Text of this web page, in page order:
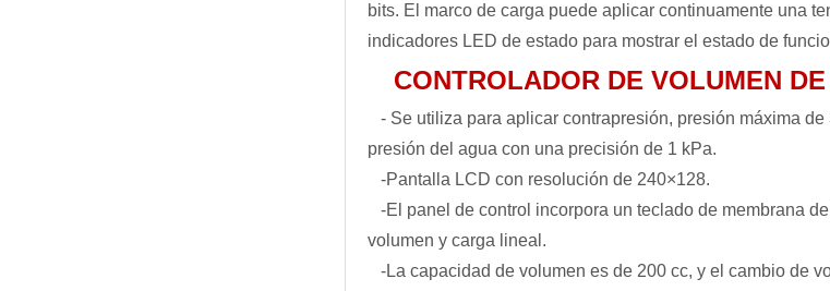
bits. El marco de carga puede aplicar continuamente una
indicadores LED de estado para mostrar el estado de
CONTROLADOR DE VOLUMEN
- Se utiliza para aplicar contrapresión, presión máxima
presión del agua con una precisión de 1 kPa.
-Pantalla LCD con resolución de 240×128.
-El panel de control incorpora un teclado de membrana
volumen y carga lineal.
-La capacidad de volumen es de 200 cc, y el cambio de